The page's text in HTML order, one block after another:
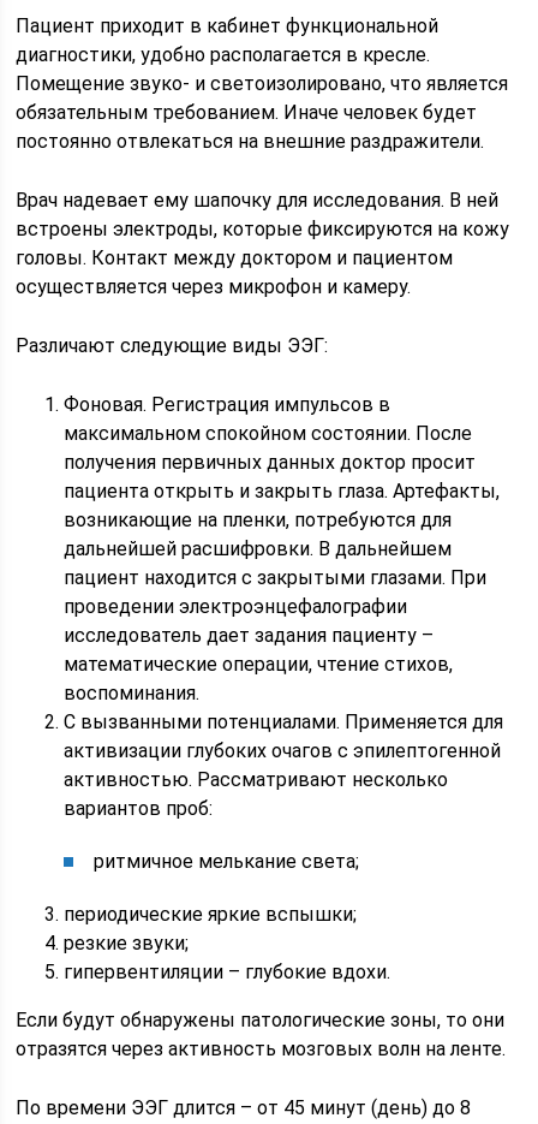
Пациент приходит в кабинет функциональной
диагностики, удобно располагается в кресле.
Помещение звуко- и светоизолировано, что является
обязательным требованием. Иначе человек будет
постоянно отвлекаться на внешние раздражители.
Врач надевает ему шапочку для исследования. В ней
встроены электроды, которые фиксируются на кожу
головы. Контакт между доктором и пациентом
осуществляется через микрофон и камеру.
Различают следующие виды ЭЭГ:
Фоновая. Регистрация импульсов в
максимальном спокойном состоянии. После
получения первичных данных доктор просит
пациента открыть и закрыть глаза. Артефакты,
возникающие на пленки, потребуются для
дальнейшей расшифровки. В дальнейшем
пациент находится с закрытыми глазами. При
проведении электроэнцефалографии
исследователь дает задания пациенту –
математические операции, чтение стихов,
воспоминания.
С вызванными потенциалами. Применяется для
активизации глубоких очагов с эпилептогенной
активностью. Рассматривают несколько
вариантов проб:
ритмичное мелькание света;
периодические яркие вспышки;
резкие звуки;
гипервентиляции – глубокие вдохи.
Если будут обнаружены патологические зоны, то они
отразятся через активность мозговых волн на ленте.
По времени ЭЭГ длится – от 45 минут (день) до 8